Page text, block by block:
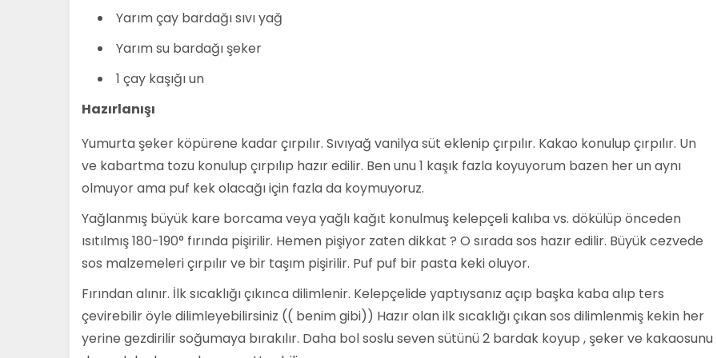
Yarım çay bardağı sıvı yağ
Yarım su bardağı şeker
1 çay kaşığı un
Hazırlanışı
Yumurta şeker köpürene kadar çırpılır. Sıvıyağ vanilya süt eklenip çırpılır. Kakao konulup çırpılır. Un
ve kabartma tozu konulup çırpılıp hazır edilir. Ben unu 1 kaşık fazla koyuyorum bazen her un aynı
olmuyor ama puf kek olacağı için fazla da koymuyoruz.
Yağlanmış büyük kare borcama veya yağlı kağıt konulmuş kelepçeli kalıba vs. dökülüp önceden
ısıtılmış 180-190° fırında pişirilir. Hemen pişiyor zaten dikkat ? O sırada sos hazır edilir. Büyük cezvede
sos malzemeleri çırpılır ve bir taşım pişirilir. Puf puf bir pasta keki oluyor.
Fırından alınır. İlk sıcaklığı çıkınca dilimlenir. Kelepçelide yaptıysanız açıp başka kaba alıp ters
çevirebilir öyle dilimleyebilirsiniz (( benim gibi)) Hazır olan ilk sıcaklığı çıkan sos dilimlenmiş kekin her
yerine gezdirilir soğumaya bırakılır. Daha bol soslu seven sütünü 2 bardak koyup , şeker ve kakaosunu